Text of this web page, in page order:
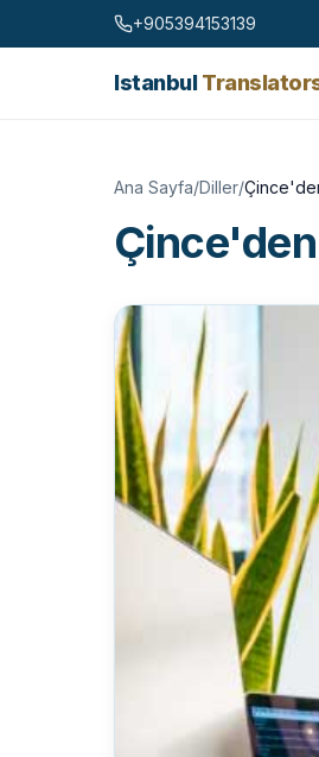
Skip to content +905394153139
Istanbul
Ana Sayfa/Diller/